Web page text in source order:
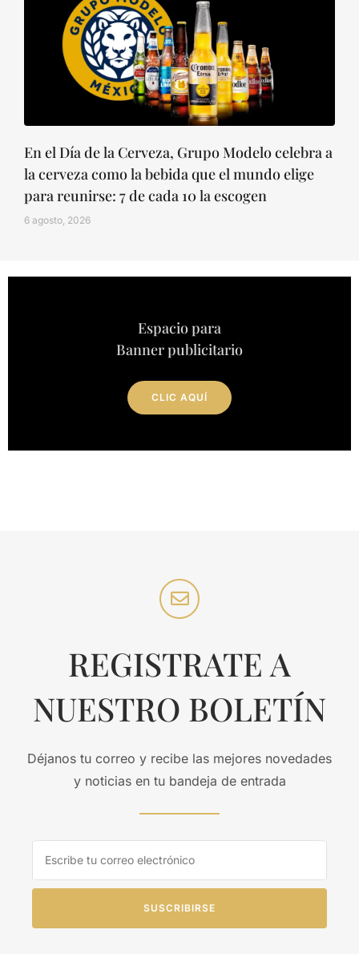
En el Día de la Cerveza, Grupo Modelo celebra a
la cerveza como la bebida que el mundo elige
para reunirse: 7 de cada 10 la escogen
6 agosto, 2026
Espacio para
Banner publicitario
CLIC AQUÍ
REGISTRATE A
NUESTRO BOLETÍN
Déjanos tu correo y recibe las mejores novedades
y noticias en tu bandeja de entrada
SUSCRIBIRSE